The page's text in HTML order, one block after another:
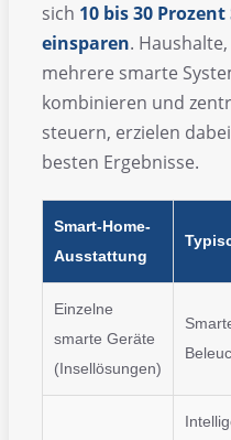
sich 10 bis 30
einsparen.
mehrere smarte
kombinieren und
steuern, erzielen
besten Ergebnisse.
Smart-Home-
Ausstattung
Einzelne
smarte Geräte
(Insellösungen)